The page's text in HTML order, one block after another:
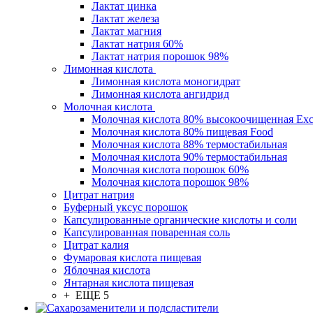
Лактат цинка
Лактат железа
Лактат магния
Лактат натрия 60%
Лактат натрия порошок 98%
Лимонная кислота
Лимонная кислота моногидрат
Лимонная кислота ангидрид
Молочная кислота
Молочная кислота 80% высокоочищенная
Молочная кислота 80% пищевая Food
Молочная кислота 88% термостабильная
Молочная кислота 90% термостабильная
Молочная кислота порошок 60%
Молочная кислота порошок 98%
Цитрат натрия
Буферный уксус порошок
Капсулированные органические кислоты и соли
Капсулированная поваренная соль
Цитрат калия
Фумаровая кислота пищевая
Яблочная кислота
Янтарная кислота пищевая
+ ЕЩЕ 5